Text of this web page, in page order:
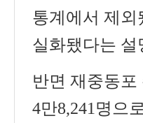
통계에서 제
실화됐다는 설
반면 재중동
4만8,241 명으